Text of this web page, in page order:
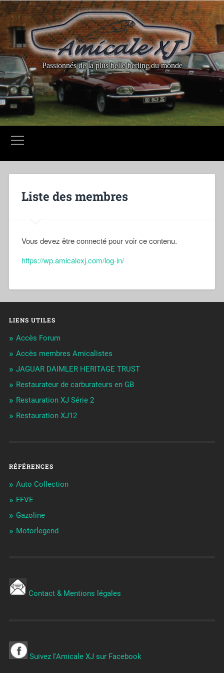
Passionnés de la plus belle berline du monde
Liste des membres
Vous devez être connecté pour voir ce contenu.
https://wp.amicalexj.com/log-in/
LIENS UTILES
Accès Forum
Accès membres Amicalistes
JAGUAR DAIMLER HERITAGE TRUST
Restaurateur de carburateurs en GB
Restauration XJ Série 2
Restauration XJ12
RÉFÉRENCES
Auto Collection
FFVE
Gazoline
Motorlegend
Contact & Mentions légales
Suivez l'Amicale XJ sur Facebook